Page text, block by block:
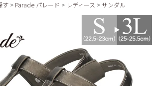
す Parade パレード レディース サンダル